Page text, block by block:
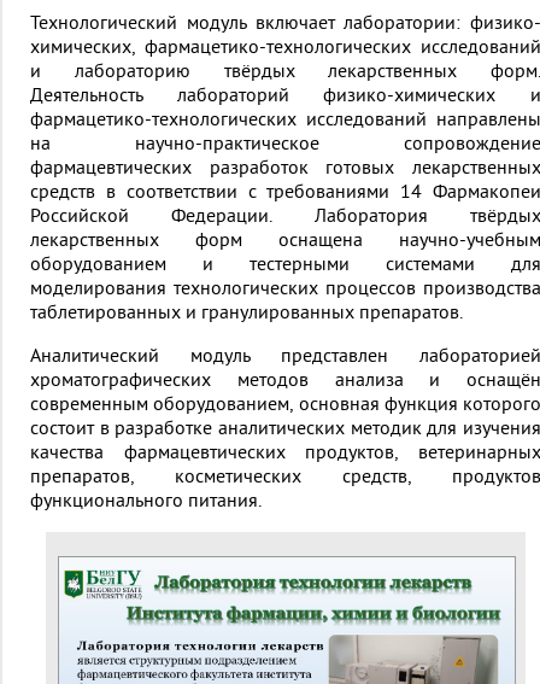
Технологический модуль включает лаборатории: физико-
химических, фармацетико-технологических исследований
и лабораторию твёрдых лекарственных форм.
Деятельность лабораторий физико-химических и
фармацетико-технологических исследований направлены
на научно-практическое сопровождение
фармацевтических разработок готовых лекарственных
средств в соответствии с требованиями 14 Фармакопеи
Российской Федерации. Лаборатория твёрдых
лекарственных форм оснащена научно-учебным
оборудованием и тестерными системами для
моделирования технологических процессов производства
таблетированных и гранулированных препаратов.
Аналитический модуль представлен лабораторией
хроматографических методов анализа и оснащён
современным оборудованием, основная функция которого
состоит в разработке аналитических методик для изучения
качества фармацевтических продуктов, ветеринарных
препаратов, косметических средств, продуктов
функционального питания.